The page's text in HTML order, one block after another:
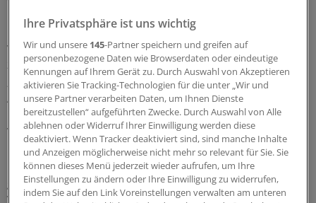
Übungen und Trainings zu stabilisieren oder zu
verbessern. Außerdem soll mit dem Gesetz der Zugang
zur Videosprechstunde erleichtert werden. Spahn dazu:
„Wir möchten es möglich machen, dass Patienten das
Angebot noch besser wahrnehmen können. Dafür sollen
über die Telefonnummer 116 117 künftig Termine zu
Videosprechstunden vermittelt werden können.“
Gleichzeitig erhalte die Telematikinfrastruktur ein
Update. Unter anderem werde es digitale Identitäten
geben, mit denen Ärzte und Patienten sich während
Ihre Privatsphäre ist uns wichtig
Wir und unsere 145-Partner speichern und greifen auf
personenbezogene Daten wie Browserdaten oder eindeutige
Kennungen auf Ihrem Gerät zu. Durch Auswahl von Akzeptieren
aktivieren Sie Tracking-Technologien für die unter „Wir und
unsere Partner verarbeiten Daten, um Ihnen Dienste
bereitzustellen“ aufgeführten Zwecke. Durch Auswahl von Alle
ablehnen oder Widerruf Ihrer Einwilligung werden diese
deaktiviert. Wenn Tracker deaktiviert sind, sind manche Inhalte
und Anzeigen möglicherweise nicht mehr so relevant für Sie. Sie
können dieses Menü jederzeit wieder aufrufen, um Ihre
Einstellungen zu ändern oder Ihre Einwilligung zu widerrufen,
indem Sie auf den Link Voreinstellungen verwalten am unteren